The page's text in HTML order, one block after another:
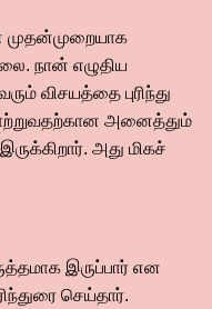
முதன்முறையாக
நான் எழுதிய
விசயத்தை புரிந்து
அனைத்தும்
அது மிகச்
இருப்பார் என
செய்தார்.